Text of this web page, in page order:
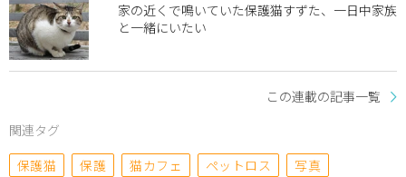
家の近くで鳴いていた保護猫すずた、一日中家族
と一緒にいたい
この連載の記事一覧
関連タグ
保護猫
保護 猫カフェ ペットロス 写真